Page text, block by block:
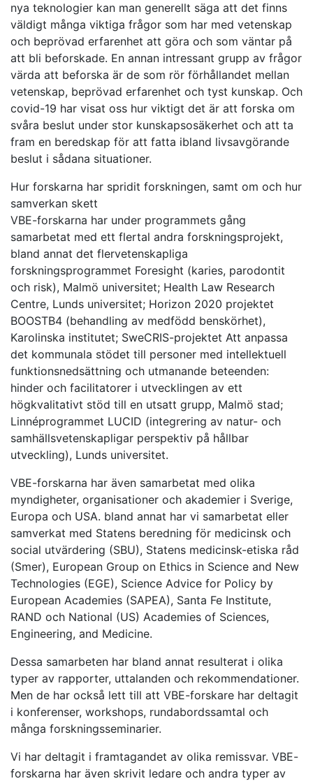
nya teknologier kan man generellt säga att det finns
väldigt många viktiga frågor som har med vetenskap
och beprövad erfarenhet att göra och som väntar på
att bli beforskade. En annan intressant grupp av frågor
värda att beforska är de som rör förhållandet mellan
vetenskap, beprövad erfarenhet och tyst kunskap. Och
covid-19 har visat oss hur viktigt det är att forska om
svåra beslut under stor kunskapsosäkerhet och att ta
fram en beredskap för att fatta ibland livsavgörande
beslut i sådana situationer.
Hur forskarna har spridit forskningen, samt om och hur
samverkan skett
VBE-forskarna har under programmets gång
samarbetat med ett flertal andra forskningsprojekt,
bland annat det flervetenskapliga
forskningsprogrammet Foresight (karies, parodontit
och risk), Malmö universitet; Health Law Research
Centre, Lunds universitet; Horizon 2020 projektet
BOOSTB4 (behandling av medfödd benskörhet),
Karolinska institutet; SweCRIS-projektet Att anpassa
det kommunala stödet till personer med intellektuell
funktionsnedsättning och utmanande beteenden:
hinder och facilitatorer i utvecklingen av ett
högkvalitativt stöd till en utsatt grupp, Malmö stad;
Linnéprogrammet LUCID (integrering av natur- och
samhällsvetenskapligar perspektiv på hållbar
utveckling), Lunds universitet.
VBE-forskarna har även samarbetat med olika
myndigheter, organisationer och akademier i Sverige,
Europa och USA. bland annat har vi samarbetat eller
samverkat med Statens beredning för medicinsk och
social utvärdering (SBU), Statens medicinsk-etiska råd
(Smer), European Group on Ethics in Science and New
Technologies (EGE), Science Advice for Policy by
European Academies (SAPEA), Santa Fe Institute,
RAND och National (US) Academies of Sciences,
Engineering, and Medicine.
Dessa samarbeten har bland annat resulterat i olika
typer av rapporter, uttalanden och rekommendationer.
Men de har också lett till att VBE-forskare har deltagit
i konferenser, workshops, rundabordssamtal och
många forskningsseminarier.
Vi har deltagit i framtagandet av olika remissvar. VBE-
forskarna har även skrivit ledare och andra typer av